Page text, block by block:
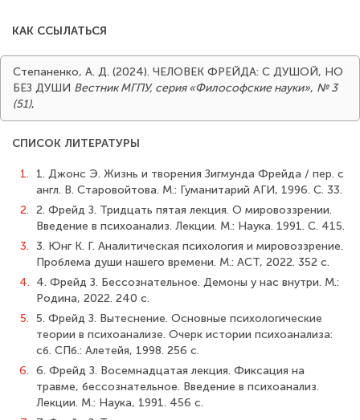
КАК ССЫЛАТЬСЯ
Степаненко, А. Д. (2024). ЧЕЛОВЕК ФРЕЙДА: С ДУШОЙ, НО
БЕЗ ДУШИ Вестник МГПУ, серия «Философские науки», № 3
(51),
СПИСОК ЛИТЕРАТУРЫ
1.
1. Джонс Э. Жизнь и творения Зигмунда Фрейда / пер. с
англ. В. Старовойтова. М.: Гуманитарий АГИ, 1996. С. 33.
2. 2. Фрейд З. Тридцать пятая лекция. О мировоззрении.
Введение в психоанализ. Лекции. М.: Наука. 1991. С. 415.
3. 3. Юнг К. Г. Аналитическая психология и мировоззрение.
Проблема души нашего времени. М.: АСТ, 2022. 352 с.
4. 4. Фрейд З. Бессознательное. Демоны у нас внутри. М.:
Родина, 2022. 240 с.
5. 5. Фрейд З. Вытеснение. Основные психологические
теории в психоанализе. Очерк истории психоанализа:
сб. СПб.: Алетейя, 1998. 256 с.
6. 6. Фрейд З. Восемнадцатая лекция. Фиксация на
травме, бессознательное. Введение в психоанализ.
Лекции. М.: Наука, 1991. 456 с.